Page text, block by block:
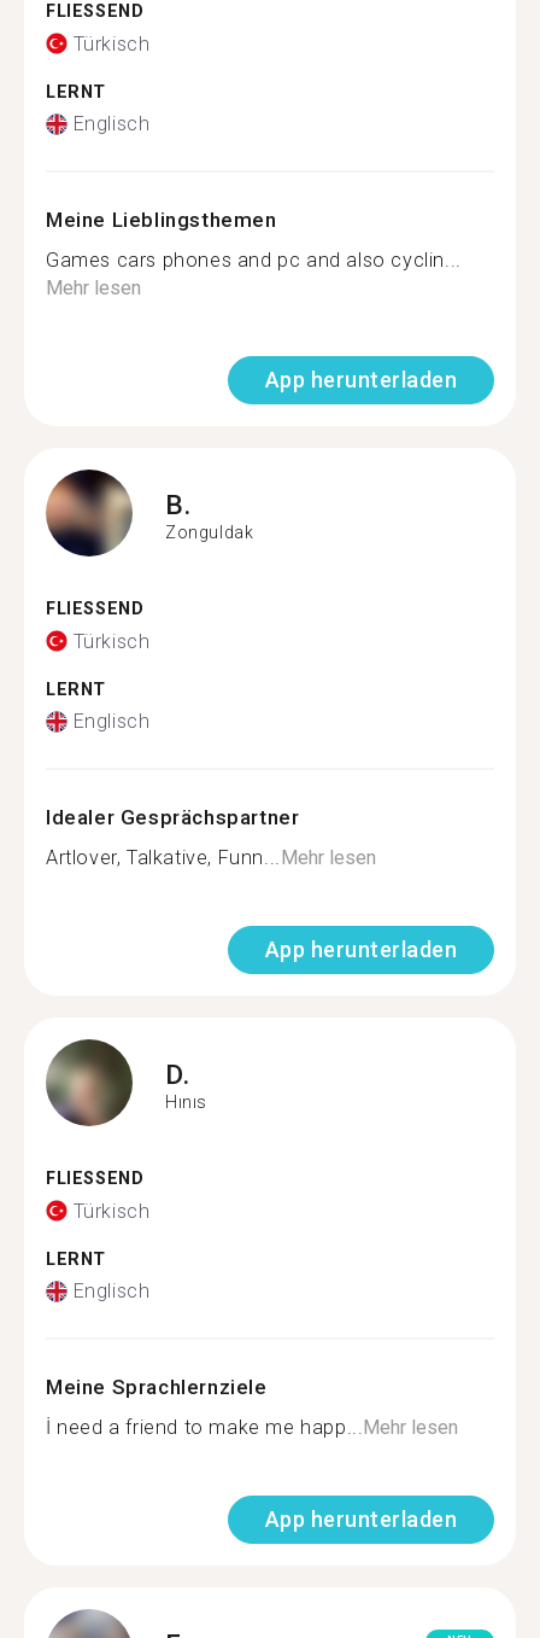
FLIESSEND
Türkisch
LERNT
Englisch
Meine Lieblingsthemen
Games cars phones and pc and also cyclin...
Mehr lesen
App herunterladen
B.
Zonguldak
FLIESSEND
Türkisch
LERNT
Englisch
Idealer Gesprächspartner
Artlover, Talkative, Funn...Mehr lesen
App herunterladen
D.
Hınıs
FLIESSEND
Türkisch
LERNT
Englisch
Meine Sprachlernziele
İ need a friend to make me happ...Mehr lesen
App herunterladen